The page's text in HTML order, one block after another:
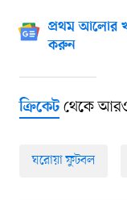
প্রথম আলোর
করুন
ক্রিকেটথেকে
ঘরোয়া ফুটবল